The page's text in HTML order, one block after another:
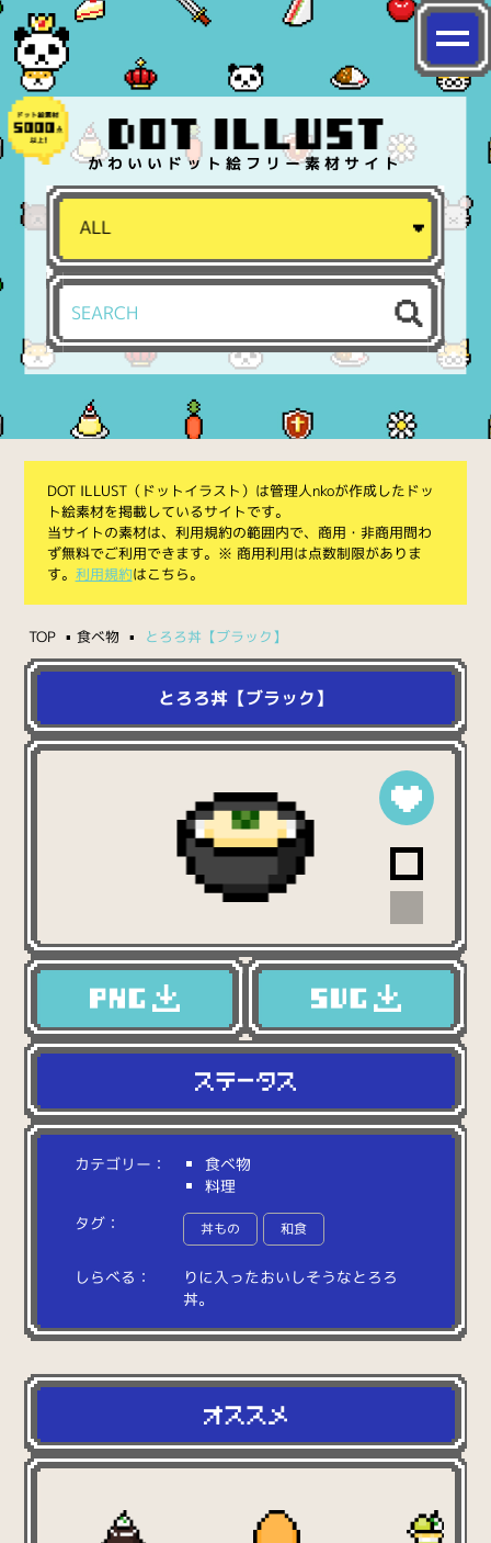
かわいいドット絵フリー素材サイト
DOT ILLUST（ドットイラスト）は管理人nkoが作成したドッ
ト絵素材を掲載しているサイトです。
当サイトの素材は、利用規約の範囲内で、商用・非商用問わ
ず無料でご利用できます。※ 商用利用は点数制限がありま
す。 利用規約はこちら。
TOP 食べ物 とろろ丼【ブラック】
とろろ丼【ブラック】
カテゴリー：
食べ物
料理
タグ：
丼もの 和食
しらべる： りに入ったおい しそうなとろろ
丼。